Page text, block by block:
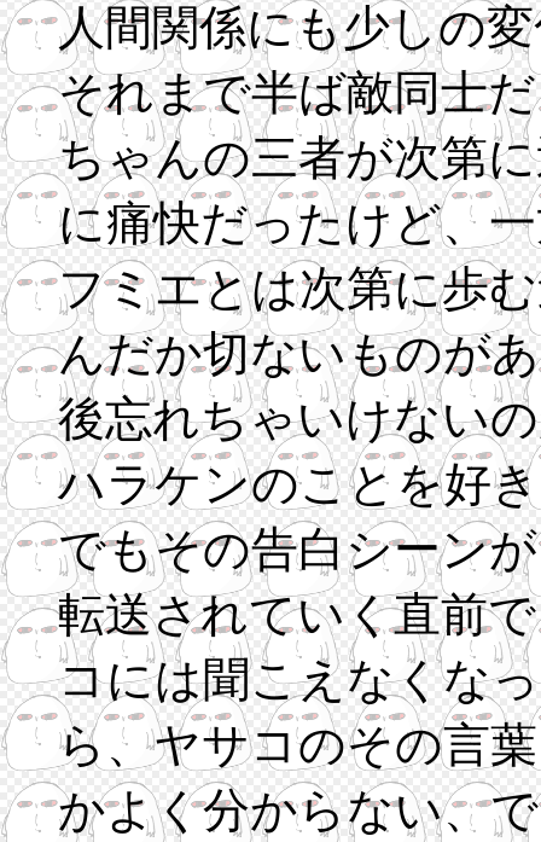
人間関係にも少しの
それまで半ば敵同士
ちゃんの三者が次第
に痛快だったけど、
フミエとは次第に歩
んだか切ないものが
後忘れちゃいけない
ハラケンのことを好
でもその告白シーン
転送されていく直前
コには聞こえなくな
ら、ヤサコのその言
かよく分からない、